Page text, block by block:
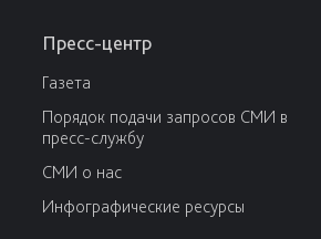
Пресс-центр
Газета
Порядок подачи запросов СМИ в
пресс-службу
СМИ о нас
Инфографические ресурсы